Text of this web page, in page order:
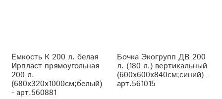
Ёмкость К 200 л. белая
Ирпласт прямоугольная
200 л.
(680x320x1000см;белый)
- арт.560881
Бочка Экогрупп ДВ 200
л. (180 л.) вертикальный
(600x600x840см;синий) -
арт.561015